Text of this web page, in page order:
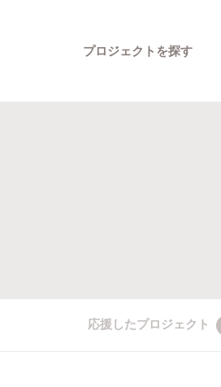
プロジェクトを探す
応援したプロジェクト